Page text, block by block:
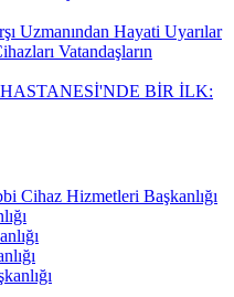
Uzmanından Hayati Uyarılar
Vatandaşların
BİR İLK:
Cihaz Hizmetleri Başkanlığı